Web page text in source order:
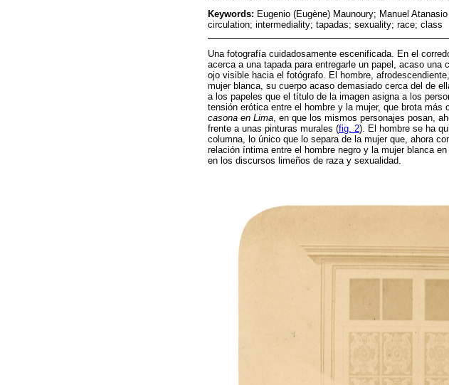
Keywords: Eugenio (Eugène) Maunoury; Manuel
circulation; intermediality; tapadas; sexuality; race; class
Una fotografía cuidadosamente escenificada. En el
acerca a una tapada para entregarle un papel, acaso
ojo visible hacia el fotógrafo. El hombre,
mujer blanca, su cuerpo acaso demasiado cerca del de
a los papeles que el título de la imagen asigna a los
tensión erótica entre el hombre y la mujer, que brota
casona en Lima, en que los mismos personajes posan,
frente a unas pinturas murales (fig. 2). El hombre se ha
columna, lo único que lo separa de la mujer que, ahora
relación íntima entre el hombre negro y la mujer blanca
en los discursos limeños de raza y sexualidad.